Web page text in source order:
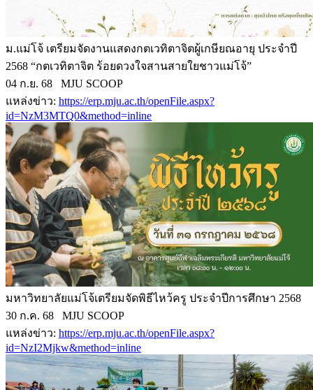
ม.แม่โจ้ เตรียมจัดงานแสดงกตเวทิตาจิตผู้เกษียณอายุ ประจำปี
2568 “กตเวทิตาจิต ร้อยดวงใจสานสายใยชาวแม่โจ้”
04 ก.ย. 68 MJU SCOOP
แหล่งข่าว: https://erp.mju.ac.th/openFile.aspx?
id=NzM3MTQ0&method=inline
มหาวิทยาลัยแม่โจ้เตรียมจัดพิธีไหว้ครู ประจำปีการศึกษา 2568
30 ก.ค. 68 MJU SCOOP
แหล่งข่าว: https://erp.mju.ac.th/openFile.aspx?
id=NzI2Mjkw&method=inline